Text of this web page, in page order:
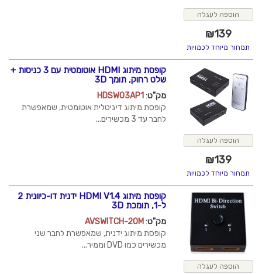
הוספה לעגלה
₪139
תמחור מיוחד לכמויות
הוספה לעגלה
₪139
תמחור מיוחד לכמויות
קופסת מיתוג HDMI אוטומטית עם 3 כניסות +
שלט רחוק, תומך 3D
מק"ט:
HDSW03AP1
קופסת מיתוג דיגיטלית אוטומטית, שמאפשרת
לחבר עד 3 מכשירים...
הוספה לעגלה
קופסת מיתוג HDMI V1.4 ידנית דו-כיוונית 2
ל-1, תומכת 3D
מק"ט:
AVSWITCH-20M
קופסת מיתוג ידנית, שמאפשרת לחבר שני
מכשירים כמו DVD וממיר...